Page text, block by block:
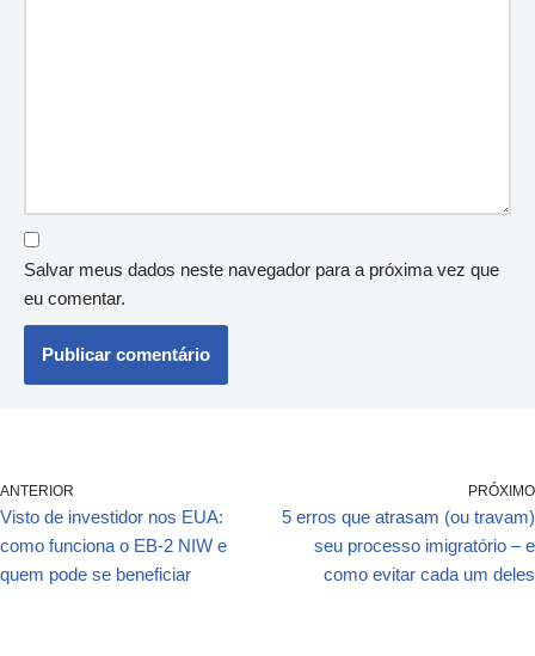
Salvar meus dados neste navegador para a próxima vez que
eu comentar.
ANTERIOR
Visto de investidor nos EUA:
como funciona o EB-2 NIW e
quem pode se beneficiar
PRÓXIMO
5 erros que atrasam (ou travam)
seu processo imigratório – e
como evitar cada um deles